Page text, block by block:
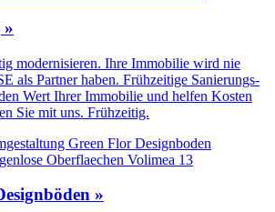
»
modernisieren. Ihre Immobilie wird nie
als Partner haben. Frühzeitige Sanierungs-
Wert Ihrer Immobilie und helfen Kosten
Sie mit uns. Frühzeitig.
»